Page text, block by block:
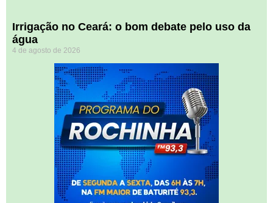
Irrigação no Ceará: o bom debate pelo uso da
água
4 de agosto de 2026